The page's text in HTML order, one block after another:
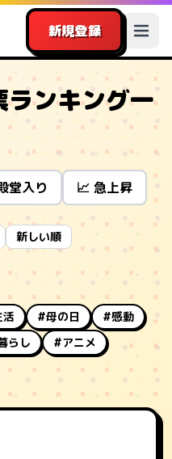
新規登録
ンキング一
堂入り 📈 急上昇
新しい順
#母の日
#感動
らし
#アニメ